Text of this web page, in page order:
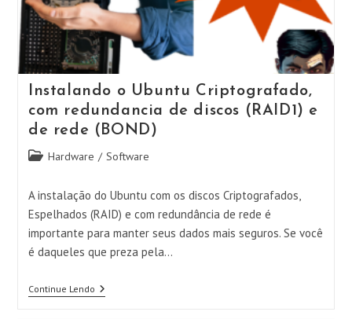
Instalando o Ubuntu Criptografado,
com redundancia de discos (RAID1) e
de rede (BOND)
Categoria
post:
Hardware / Software
A instalação do Ubuntu com os discos Criptografados,
Espelhados (RAID) e com redundância de rede é
importante para manter seus dados mais seguros. Se você
é daqueles que preza pela…
Continue LendoInstalando
O